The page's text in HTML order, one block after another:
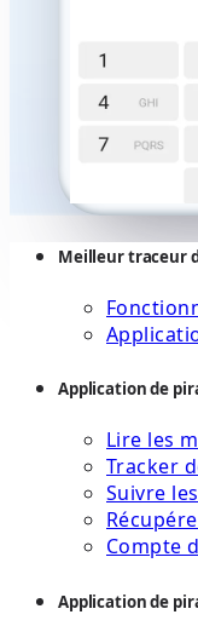
Meilleur traceur
Application de
Lire les
Tracker
Suivre
Compte
Application de